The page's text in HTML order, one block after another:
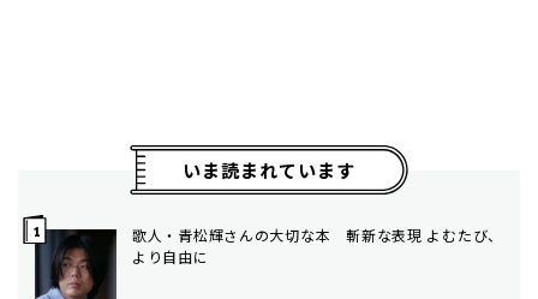
いま読まれています
歌人・青松輝さんの大切な本 斬新な表現 よむたび、
より自由に